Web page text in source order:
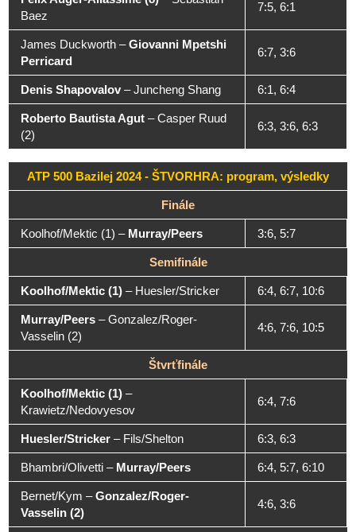
Baez
7:5, 6:1
James Duckworth –Giovanni Mpetshi
Perricard
6:7, 3:6
Denis Shapovalov –Juncheng Shang 6:1, 6:4
Roberto Bautista Agut –Casper Ruud
(2)
6:3, 3:6, 6:3
ATP 500 Bazilej 2024 - ŠTVORHRA: program, výsledky
Finále
Koolhof/Mektic (1) – Murray/Peers 3:6, 5:7
Semifinále
Koolhof/Mektic (1) – Huesler/Stricker 6:4, 6:7, 10:6
Murray/Peers –Gonzalez/Roger-
Vasselin (2)
4:6, 7:6, 10:5
Štvrťfinále
Koolhof/Mektic (1) –
Krawietz/Nedovyesov
6:4, 7:6
Huesler/Stricker – Fils/Shelton 6:3, 6:3
Bhambri/Olivetti – Murray/Peers 6:4, 5:7, 6:10
Bernet/Kym –Gonzalez/Roger-
Vasselin (2)
4:6, 3:6